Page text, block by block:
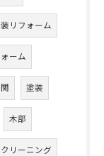
リフォーム
ーム
塗装
木部
クリーニング